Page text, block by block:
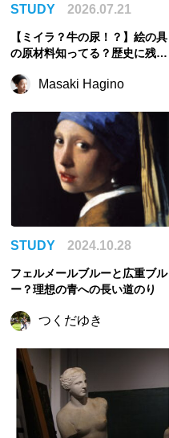
STUDY 2026.07.21
【ミイラ？牛の尿！？】絵の具
の原材料知ってる？歴史に残る
Masaki Hagino
STUDY 2024.10.28
フェルメールブルーと広重ブル
ー？理想の青への長い道のり
つくだゆき